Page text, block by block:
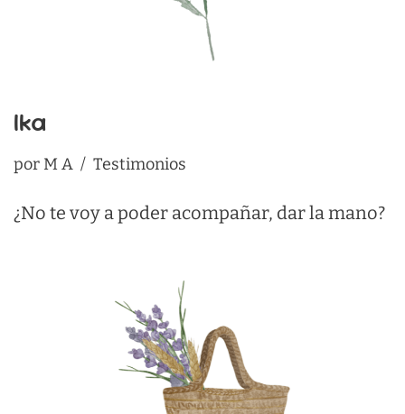
Ika
por M A Testimonios
¿No te voy a poder acompañar, dar la mano?